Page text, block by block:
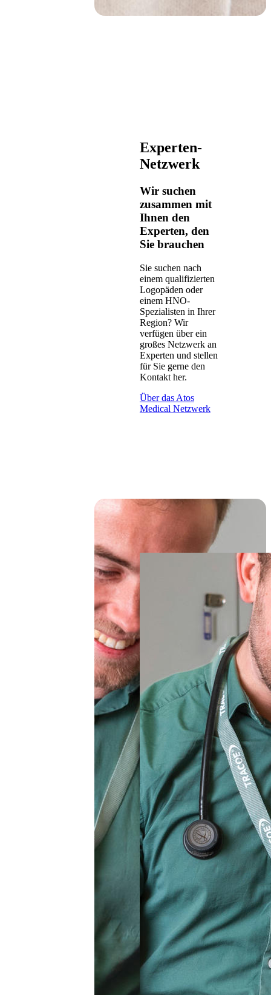
Experten-
Netzwerk
Wir suchen
zusammen mit
Ihnen den
Experten, den
Sie brauchen
Sie suchen nach
einem qualifizierten
Logopäden oder
einem HNO-
Spezialisten in Ihrer
Region? Wir
verfügen über ein
großes Netzwerk an
Experten und stellen
für Sie gerne den
Kontakt her.
Über das Atos
Medical Netzwerk